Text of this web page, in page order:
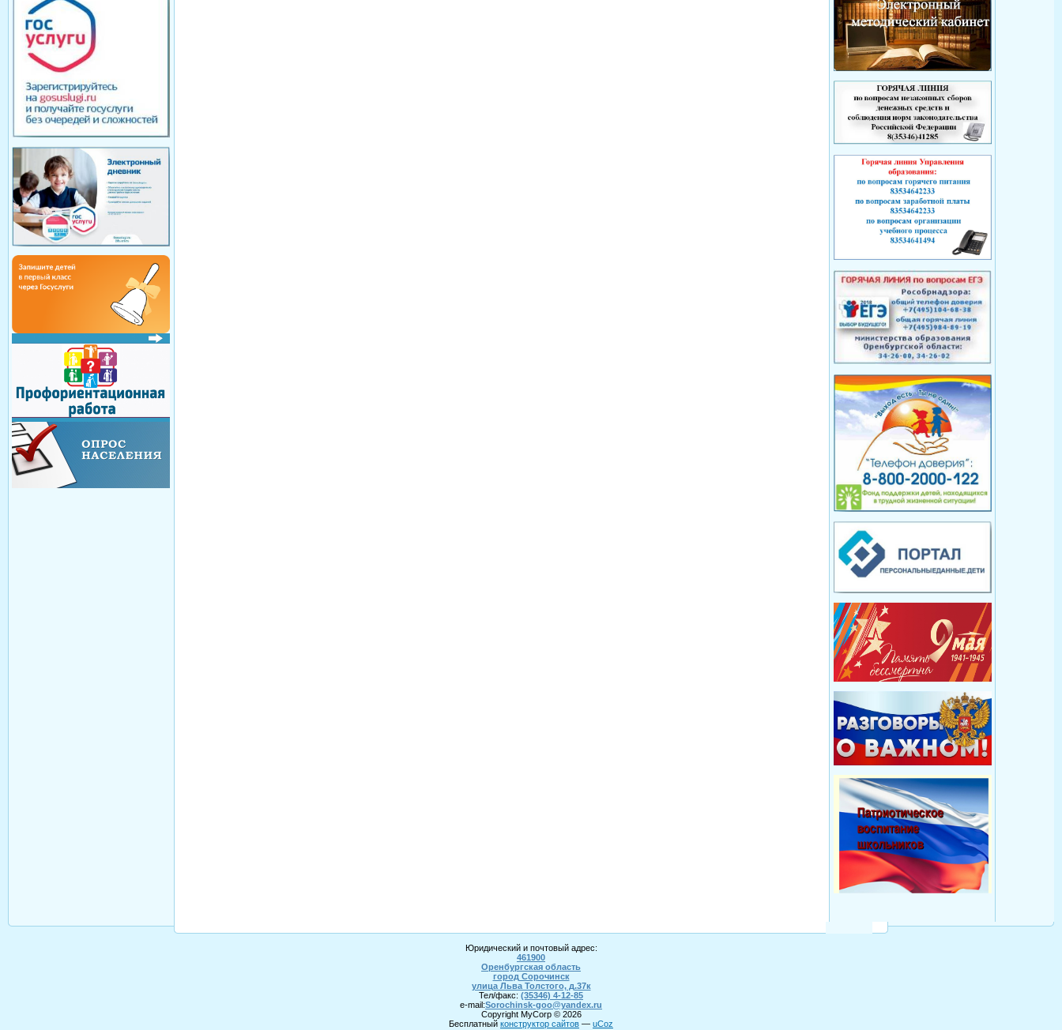
Юридический и почтовый адрес:
461900
Оренбургская область
город Сорочинск
улица Льва Толстого, д.37к
Тел/факс: (35346) 4-12-85
e-mail:Sorochinsk-goo@yandex.ru
Copyright MyCorp © 2026
Бесплатный конструктор сайтов — uCoz